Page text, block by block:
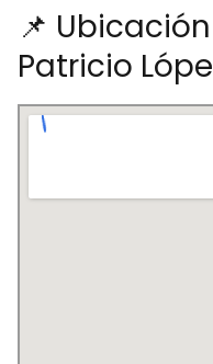
📌
Patricio